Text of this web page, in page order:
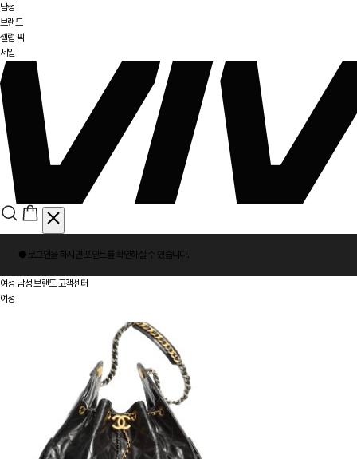
남성
브랜드
셀럽 픽
세일
그
인
● 로그인을 하시면 포인트 를 확인하실 수 있습니다.
여성 남성 브랜드 고객센터
여성